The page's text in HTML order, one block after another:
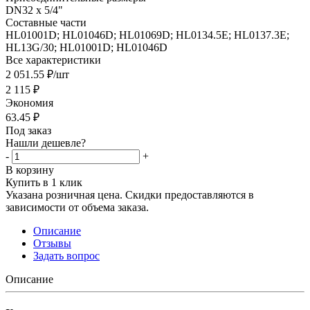
DN32 x 5/4"
Составные части
HL01001D; HL01046D; HL01069D; HL0134.5E; HL0137.3E;
HL13G/30; HL01001D; HL01046D
Все характеристики
2 051.55 ₽/шт
2 115 ₽
Экономия
63.45 ₽
Под заказ
Нашли дешевле?
-
+
В корзину
Купить в 1 клик
Указана розничная цена. Скидки предоставляются в
зависимости от объема заказа.
Описание
Отзывы
Задать вопрос
Описание